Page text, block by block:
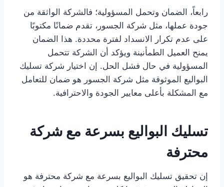
رابعاً، الضمان وتحمل المسؤولية؛ فالشركة الواثقة من
جودة عملها، مثل شركة الجسور، تقدم ضمانًا مكتوبًا
على عدم تكرار الانسداد لفترة محددة. هذا الضمان
يمنح العميل الطمأنينة ويؤكد أن الشركة تتحمل
المسؤولية في حال فشل الحل. إن اختيار شركة تسليك
البواليع الموثوقة مثل شركة الجسور هو ضمان للتعامل
مع المشكلة بأعلى معايير الجودة والاحترافية.
تسليك البواليع بسرعة مع شركة
محترفة
إن تحقيق تسليك البواليع بسرعة مع شركة محترفة هو